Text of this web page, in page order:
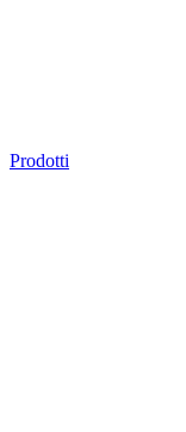
Prodotti